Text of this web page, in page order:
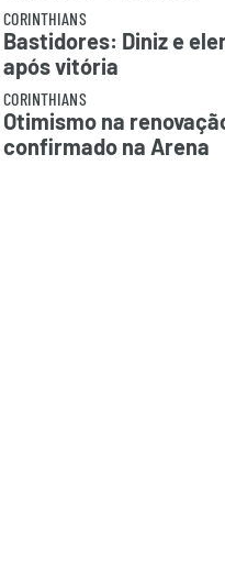
CORINTHIANS
Bastidores: Diniz e
após vitória
CORINTHIANS
Otimismo na
confirmado na Arena